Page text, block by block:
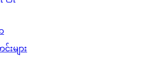
းများ
န်းထား